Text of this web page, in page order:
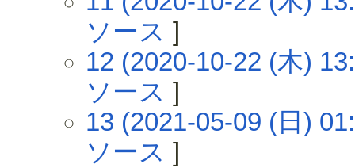
ソース ]
12 (2020-10-22 (木)
ソース ]
13 (2021-05-09 (日)
ソース ]